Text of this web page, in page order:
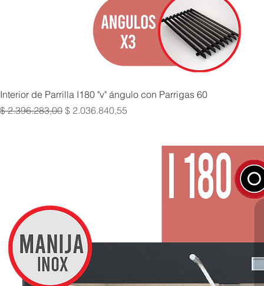
Interior de Parrilla I180 "v" ángulo con Parrigas 60
Precio
$ 2.396.283,00 Precio de oferta
$ 2.036.840,55